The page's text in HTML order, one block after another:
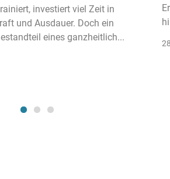
investiert viel Zeit in
und Ausdauer. Doch ein
eines ganzheitlich...